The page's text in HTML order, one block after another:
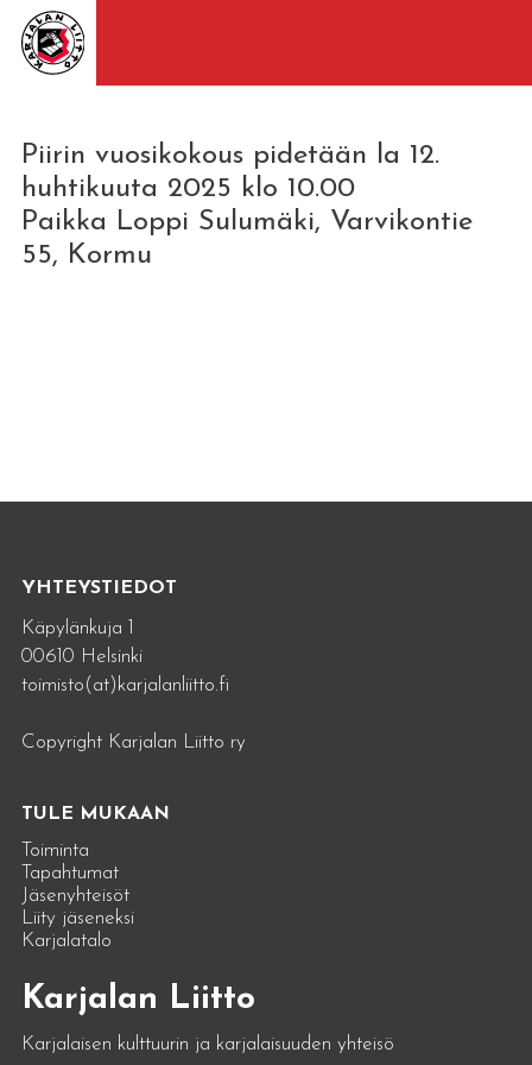
Piirin vuosikokous pidetään la 12.
huhtikuuta 2025 klo 10.00
Paikka Loppi Sulumäki, Varvikontie
55, Kormu
YHTEYSTIEDOT
Käpylänkuja 1
00610 Helsinki
toimisto(at)karjalanliitto.fi
Copyright Karjalan Liitto ry
TULE MUKAAN
Toiminta
Tapahtumat
Jäsenyhteisöt
Liity jäseneksi
Karjalatalo
Karjalan Liitto
Karjalaisen kulttuurin ja karjalaisuuden yhteisö